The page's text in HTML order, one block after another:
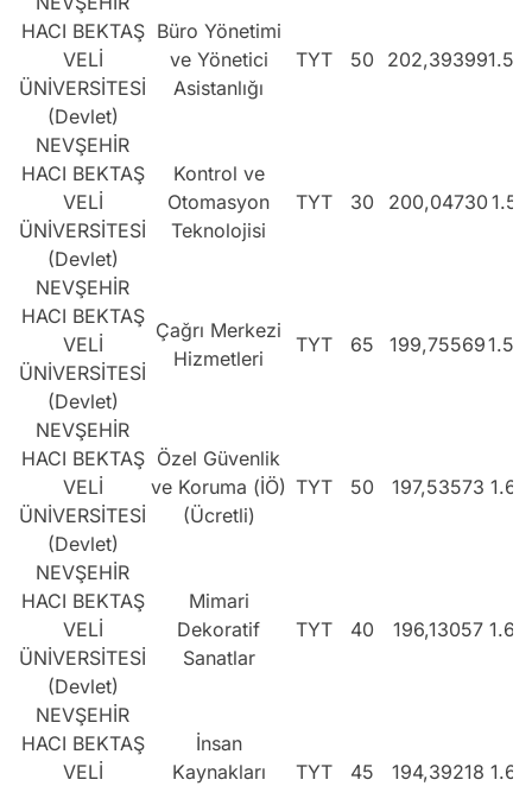
HACI BEKTAŞ
VELİ
ÜNİVERSİTESİ
(Devlet)
Büro Yönetimi
ve Yönetici
Asistanlığı
TYT 50 202,39399
NEVŞEHİR
HACI BEKTAŞ
VELİ
ÜNİVERSİTESİ
(Devlet)
Kontrol ve
Otomasyon
Teknolojisi
TYT 30 200,04730
NEVŞEHİR
HACI BEKTAŞ
VELİ
ÜNİVERSİTESİ
(Devlet)
Çağrı Merkezi
Hizmetleri
TYT 65 199,75569
NEVŞEHİR
HACI BEKTAŞ
VELİ
ÜNİVERSİTESİ
(Devlet)
Özel Güvenlik
ve Koruma (İÖ)
(Ücretli)
TYT 50 197,53573
NEVŞEHİR
HACI BEKTAŞ
VELİ
ÜNİVERSİTESİ
(Devlet)
Mimari
Dekoratif
Sanatlar
TYT 40 196,13057
NEVŞEHİR
HACI BEKTAŞ
VELİ
İnsan
Kaynakları
TYT 45 194,39218